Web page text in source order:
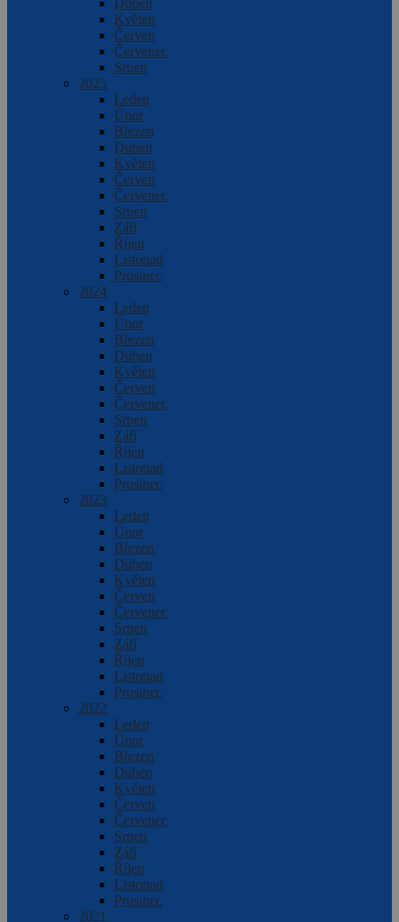
Duben
Květen
Červen
Červenec
Srpen
2025
Leden
Únor
Březen
Duben
Květen
Červen
Červenec
Srpen
Září
Říjen
Listopad
Prosinec
2024
Leden
Únor
Březen
Duben
Květen
Červen
Červenec
Srpen
Září
Říjen
Listopad
Prosinec
2023
Leden
Únor
Březen
Duben
Květen
Červen
Červenec
Srpen
Září
Říjen
Listopad
Prosinec
2022
Leden
Únor
Březen
Duben
Květen
Červen
Červenec
Srpen
Září
Říjen
Listopad
Prosinec
2021